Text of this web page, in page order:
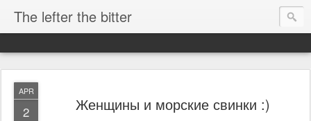
The lefter the bitter
APR
2 Женщины и морские свинки :)